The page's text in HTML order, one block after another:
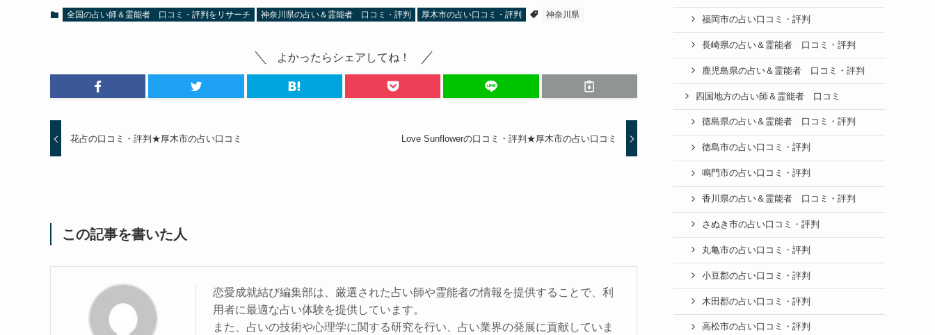
全国の占い師＆霊能者 口コミ・評判をリサーチ 神奈川県の占い＆霊能者 口コミ・評判 厚木市の占い口コミ・評判 神奈川県
よかったらシェアしてね！
花占の口コミ・評判★厚木市の占い口コミ Love Sunflowerの口コミ・評判★厚木市の占い口コミ
この記事を書いた人
恋愛成就結び編集部は、厳選された占い師や霊能者の情報を提供することで、利
用者に最適な占い体験を提供しています。
また、占いの技術や心理学に関する研究を行い、占い業界の発展に貢献していま
福岡市の占い口コミ・評判
長崎県の占い＆霊能者 口コミ・評判
鹿児島県の占い＆霊能者 口コミ・評判
四国地方の占い師＆霊能者 口コミ
徳島県の占い＆霊能者 口コミ・評判
徳島市の占い口コミ・評判
鳴門市の占い口コミ・評判
香川県の占い＆霊能者 口コミ・評判
さぬき市の占い口コミ・評判
丸亀市の占い口コミ・評判
小豆郡の占い口コミ・評判
木田郡の占い口コミ・評判
高松市の占い口コミ・評判